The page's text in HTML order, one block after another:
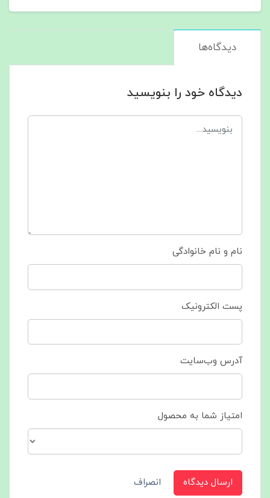
دیدگاه‌ها
دیدگاه خود را بنویسید
نام و نام خانوادگی
پست الکترونیک
آدرس وب‌سایت
امتیاز شما به محصول
ارسال دیدگاه انصراف